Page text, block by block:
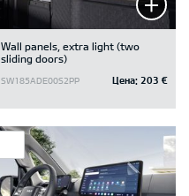
Wall panels, extra light (two
sliding doors)
SW185ADE00S2PP Цена: 203 €